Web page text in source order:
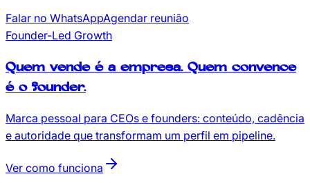
Falar no WhatsAppAgendar reunião
Founder-Led Growth
Quem vende é a empresa. Quem convence
é o founder.
Marca pessoal para CEOs e founders: conteúdo, cadência
e autoridade que transformam um perfil em pipeline.
Ver como funciona